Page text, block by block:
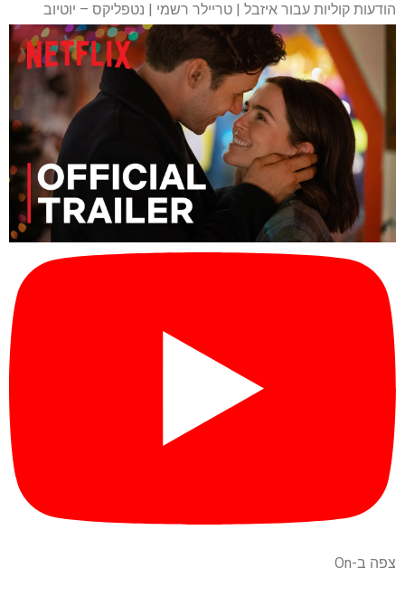
הודעות קוליות עבור איזבל | טריילר רשמי | נטפליקס – יוטיוב
צפה ב-On